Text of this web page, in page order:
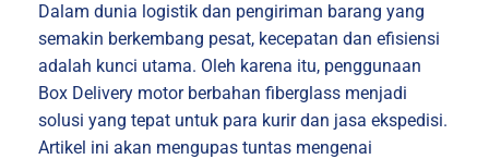
Dalam dunia logistik dan pengiriman barang yang
semakin berkembang pesat, kecepatan dan efisiensi
adalah kunci utama. Oleh karena itu, penggunaan
Box Delivery motor berbahan fiberglass menjadi
solusi yang tepat untuk para kurir dan jasa ekspedisi.
Artikel ini akan mengupas tuntas mengenai